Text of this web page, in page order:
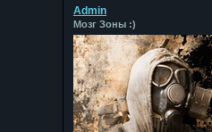
Admin
Мозг Зоны :)